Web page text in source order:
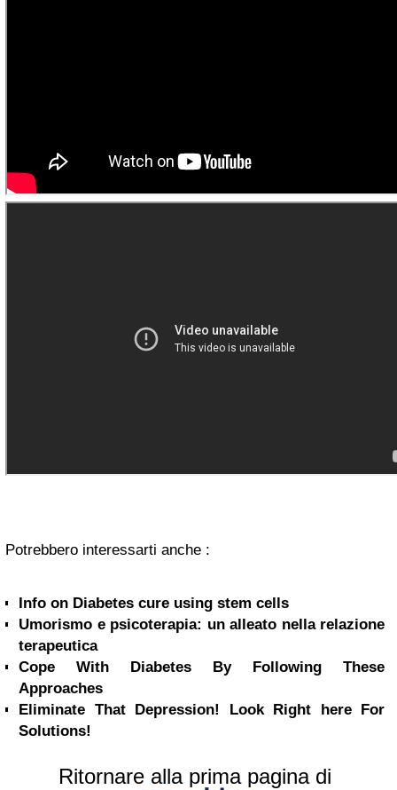
Potrebbero interessarti anche :
Info on Diabetes cure using stem cells
Umorismo e psicoterapia: un alleato nella relazione
terapeutica
Cope With Diabetes By Following These
Approaches
Eliminate That Depression! Look Right here For
Solutions!
Ritornare alla prima pagina di